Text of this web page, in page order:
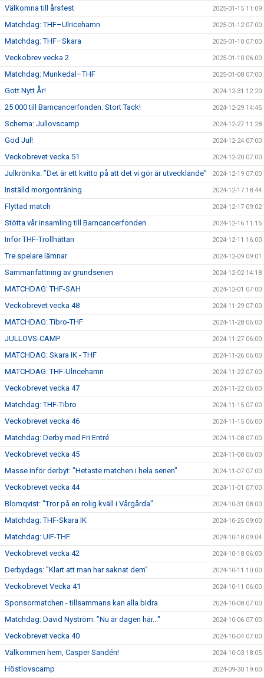
Välkomna till årsfest 2025-01-15 11:09
Matchdag: THF–Ulricehamn 2025-01-12 07:00
Matchdag: THF–Skara 2025-01-10 07:00
Veckobrev vecka 2 2025-01-10 06:00
Matchdag: Munkedal–THF 2025-01-08 07:00
Gott Nytt År! 2024-12-31 12:20
25 000 till Barncancerfonden: Stort Tack! 2024-12-29 14:45
Schema: Jullovscamp 2024-12-27 11:28
God Jul! 2024-12-24 07:00
Veckobrevet vecka 51 2024-12-20 07:00
Julkrönika: ”Det är ett kvitto på att det vi gör är utvecklande” 2024-12-19 07:00
Inställd morgonträning 2024-12-17 18:44
Flyttad match 2024-12-17 09:02
Stötta vår insamling till Barncancerfonden 2024-12-16 11:15
Inför THF-Trollhättan 2024-12-11 16:00
Tre spelare lämnar 2024-12-09 09:01
Sammanfattning av grundserien 2024-12-02 14:18
MATCHDAG: THF-SAH 2024-12-01 07:00
Veckobrevet vecka 48 2024-11-29 07:00
MATCHDAG: Tibro-THF 2024-11-28 06:00
JULLOVS-CAMP 2024-11-27 06:00
MATCHDAG: Skara IK - THF 2024-11-26 06:00
MATCHDAG: THF-Ulricehamn 2024-11-22 07:00
Veckobrevet vecka 47 2024-11-22 06:00
Matchdag: THF-Tibro 2024-11-15 07:00
Veckobrevet vecka 46 2024-11-15 06:00
Matchdag: Derby med Fri Entré 2024-11-08 07:00
Veckobrevet vecka 45 2024-11-08 06:00
Masse inför derbyt: "Hetaste matchen i hela serien" 2024-11-07 07:00
Veckobrevet vecka 44 2024-11-01 07:00
Blomqvist: "Tror på en rolig kväll i Vårgårda" 2024-10-31 08:00
Matchdag: THF-Skara IK 2024-10-25 09:00
Matchdag: UIF-THF 2024-10-18 09:04
Veckobrevet vecka 42 2024-10-18 06:00
Derbydags: ”Klart att man har saknat dem" 2024-10-11 10:00
Veckobrevet Vecka 41 2024-10-11 06:00
Sponsormatchen - tillsammans kan alla bidra 2024-10-08 07:00
Matchdag: David Nyström: ”Nu är dagen här..." 2024-10-06 07:00
Veckobrevet vecka 40 2024-10-04 07:00
Välkommen hem, Casper Sandén! 2024-10-03 18:05
Höstlovscamp 2024-09-30 19:00